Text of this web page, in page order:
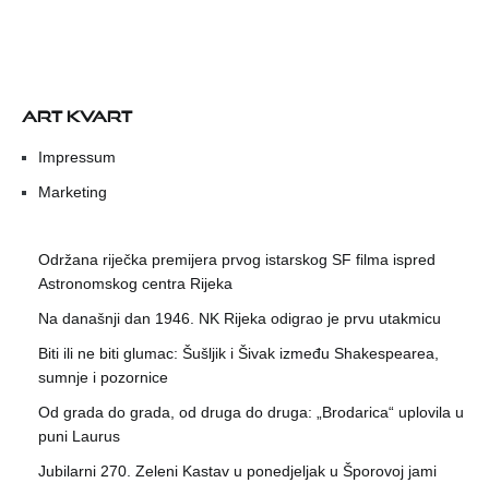
ART KVART
Impressum
Marketing
Održana riječka premijera prvog istarskog SF filma ispred
Astronomskog centra Rijeka
Na današnji dan 1946. NK Rijeka odigrao je prvu utakmicu
Biti ili ne biti glumac: Šušljik i Šivak između Shakespearea,
sumnje i pozornice
Od grada do grada, od druga do druga: „Brodarica“ uplovila u
puni Laurus
Jubilarni 270. Zeleni Kastav u ponedjeljak u Šporovoj jami